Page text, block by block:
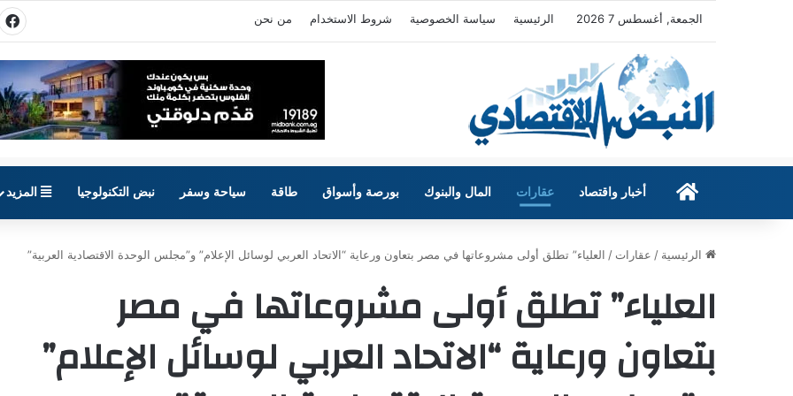
الجمعة, أغسطس 7 2026 الرئيسية سياسة الخصوصية شروط الاستخدام من نحن
الرئيسيةأخبار واقتصاد عقارات المال والبنوك بورصة وأسواق طاقة سياحة وسفر نبض التكنولوجيا المزيد
الرئيسية / عقارات / العلياء” تطلق أولى مشروعاتها في مصر بتعاون ورعاية “الاتحاد العربي لوسائل الإعلام” و”مجلس الوحدة الاقتصادية العربية”
العلياء” تطلق أولى مشروعاتها في مصر
بتعاون ورعاية “الاتحاد العربي لوسائل الإعلام”